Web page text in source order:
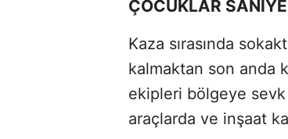
ÇOCUKLAR
Kaza sırasında
kalmaktan son anda
ekipleri bölgeye
araçlarda ve inşaat